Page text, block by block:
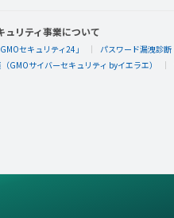
ュリティ事業について
セキュリティ24」 パスワード漏洩診断
GMOサイバーセキュリティ byイエラエ）